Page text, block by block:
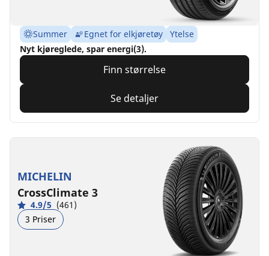
Summer Egnet for elkjøretøy
Ytelse
Nyt kjøreglede, spar energi(3).
Finn størrelse
Se detaljer
MICHELIN
CrossClimate 3
4.9/5 (461)
3 Priser